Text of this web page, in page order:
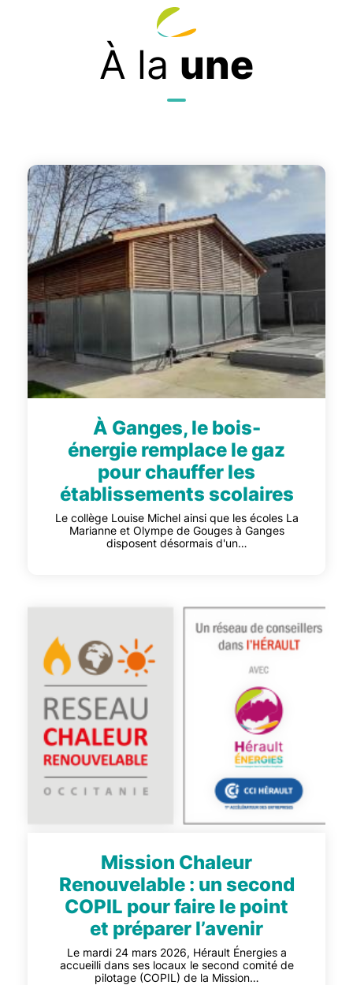
À la une
À Ganges, le bois-
énergie remplace le gaz
pour chauffer les
établissements scolaires
Le collège Louise Michel ainsi que les écoles La
Marianne et Olympe de Gouges à Ganges
disposent désormais d'un…
Mission Chaleur
Renouvelable : un second
COPIL pour faire le point
et préparer l’avenir
Le mardi 24 mars 2026, Hérault Énergies a
accueilli dans ses locaux le second comité de
pilotage (COPIL) de la Mission…